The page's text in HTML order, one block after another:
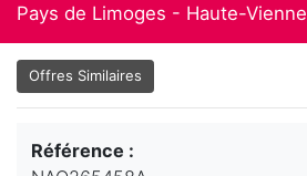
Pays de Limoges - Haute-Vienne
Offres Similaires
Référence :